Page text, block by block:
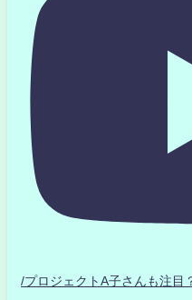
/プロジェクトA子さんも注